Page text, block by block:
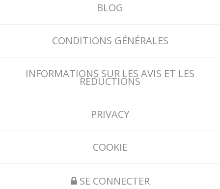
BLOG
CONDITIONS GÉNÉRALES
INFORMATIONS SUR LES AVIS ET LES
RÉDUCTIONS
PRIVACY
COOKIE
SE CONNECTER